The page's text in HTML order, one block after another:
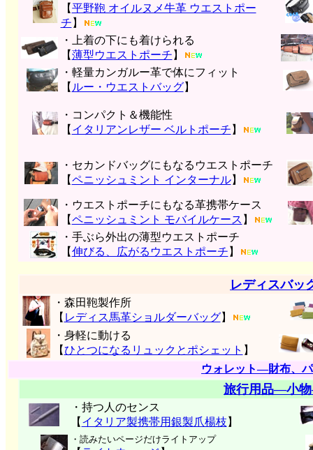
【平野鞄 オイルヌメ牛革 ウエストポー
チ 】
・上着の下にも着けられる
【薄型ウエストポーチ 】
・軽量カンガルー革で体にフィット
【 ルー・ウエストバッグ】
・コンパクト＆機能性
【 イタリアンレザー ベルトポーチ 】
・セカンドバッグにもなるウエストポーチ
【ペニッシュミント インターナル】
・ウエストポーチにもなる革携帯ケース
【ペニッシュミント モバイルケース 】
・手ぶら外出の薄型ウエストポーチ
【伸びる、広がるウエストポーチ 】
レディスバッ
・森田鞄製作所
【 レディス馬革ショルダーバッグ】
・身軽に動ける
【ひとつになるリュックとポシェット 】
ウォレット―財布、
旅行用品―小
・持つ人のセンス
【 イタリア製携帯用銀製爪楊枝 】
・読みたいページだけライトアップ